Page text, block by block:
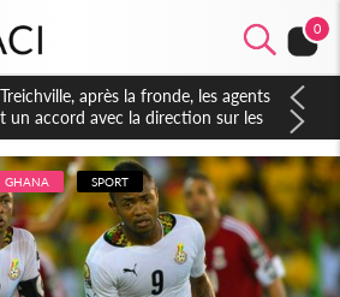
0
après la fronde, les agents
un accord avec la direction sur les
GHANA SPORT